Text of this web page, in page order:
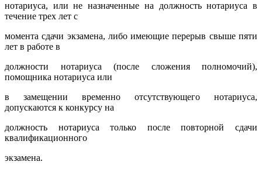
нотариуса, или не назначенные на должность нотариуса в
течение трех лет с
момента сдачи экзамена, либо имеющие перерыв свыше пяти
лет в работе в
должности нотариуса (после сложения полномочий),
помощника нотариуса или
в замещении временно отсутствующего нотариуса,
допускаются к конкурсу на
должность нотариуса только после повторной сдачи
квалификационного
экзамена.